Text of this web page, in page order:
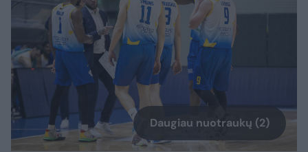
Daugiau nuotraukų (2)